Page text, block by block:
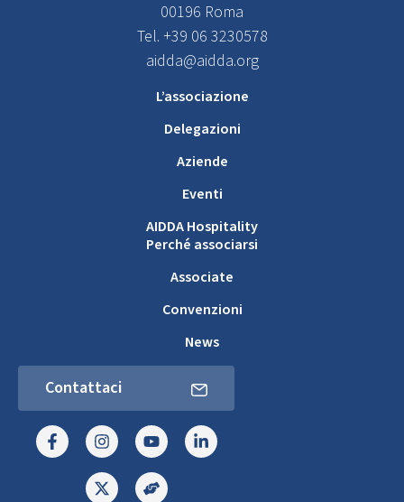
00196 Roma
Tel. +39 06 3230578
aidda@aidda.org
L’associazione
Delegazioni
Aziende
Eventi
AIDDA Hospitality
Perché associarsi
Associate
Convenzioni
News
Contattaci